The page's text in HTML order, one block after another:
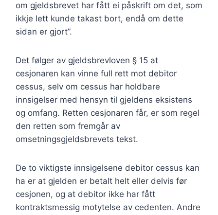
om gjeldsbrevet har fått ei påskrift om det, som
ikkje lett kunde takast bort, endå om dette
sidan er gjort”.
Det følger av gjeldsbrevloven § 15 at
cesjonaren kan vinne full rett mot debitor
cessus, selv om cessus har holdbare
innsigelser med hensyn til gjeldens eksistens
og omfang. Retten cesjonaren får, er som regel
den retten som fremgår av
omsetningsgjeldsbrevets tekst.
De to viktigste innsigelsene debitor cessus kan
ha er at gjelden er betalt helt eller delvis før
cesjonen, og at debitor ikke har fått
kontraktsmessig motytelse av cedenten. Andre